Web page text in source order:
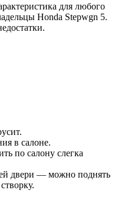
для любого
Honda Stepwgn 5.
в салоне.
по салону слегка
двери — можно поднять